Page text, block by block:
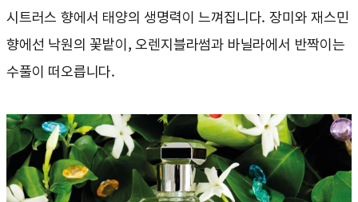
시트러스 향에서 태양의 생명력이 느껴집니다. 장미와 재스민
향에선 낙원의 꽃밭이, 오렌지블라썸과 바닐라에서 반짝이는
수풀이 떠오릅니다.